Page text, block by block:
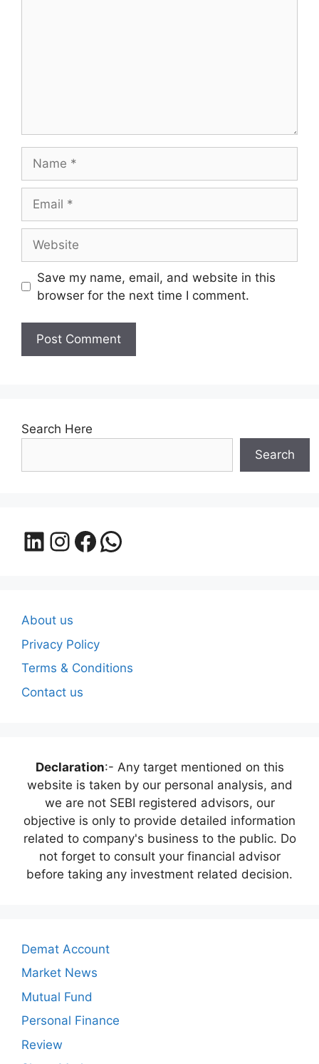
Save my name, email, and website in this
browser for the next time I comment.
Search Here
Search
LinkedIn
Instagram
Facebook
WhatsApp
About us
Privacy Policy
Terms & Conditions
Contact us
Declaration:- Any target mentioned on this
website is taken by our personal analysis, and
we are not SEBI registered advisors, our
objective is only to provide detailed information
related to company's business to the public. Do
not forget to consult your financial advisor
before taking any investment related decision.
Demat Account
Market News
Mutual Fund
Personal Finance
Review